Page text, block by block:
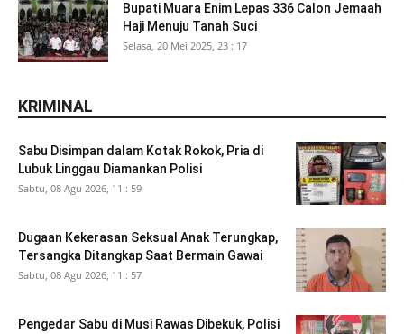
Bupati Muara Enim Lepas 336 Calon Jemaah
Haji Menuju Tanah Suci
Selasa, 20 Mei 2025, 23 : 17
KRIMINAL
Sabu Disimpan dalam Kotak Rokok, Pria di
Lubuk Linggau Diamankan Polisi
Sabtu, 08 Agu 2026, 11 : 59
Dugaan Kekerasan Seksual Anak Terungkap,
Tersangka Ditangkap Saat Bermain Gawai
Sabtu, 08 Agu 2026, 11 : 57
Pengedar Sabu di Musi Rawas Dibekuk, Polisi